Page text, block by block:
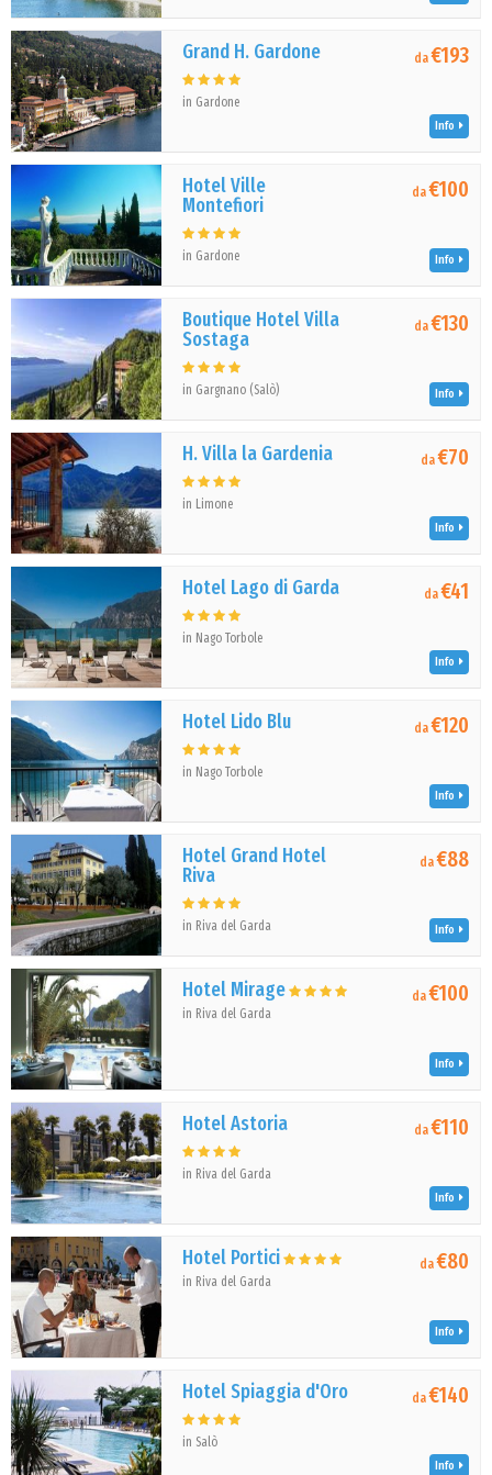
Grand H. Gardone
in Gardone
da€193
Info
Hotel Ville
Montefiori
in Gardone
da€100
Info
Boutique Hotel Villa
Sostaga
in Gargnano (Salò)
da€130
Info
H. Villa la Gardenia
in Limone
da€70
Info
Hotel Lago di Garda
in Nago Torbole
da€41
Info
Hotel Lido Blu
in Nago Torbole
da€120
Info
Hotel Grand Hotel
Riva
in Riva del Garda
da€88
Info
Hotel Mirage
in Riva del Garda
da€100
Info
Hotel Astoria
in Riva del Garda
da€110
Info
Hotel Portici
in Riva del Garda
da€80
Info
Hotel Spiaggia d'Oro
in Salò
da€140
Info